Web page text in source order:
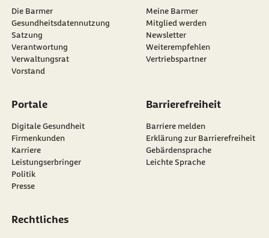
Die Barmer
Gesundheitsdatennutzung
Satzung
Verantwortung
Verwaltungsrat
Vorstand
Meine Barmer
Mitglied werden
Newsletter
externer Link:
Weiterempfehlen
Vertriebspartner
Portale
Digitale Gesundheit
Firmenkunden
Karriere
Leistungserbringer
Politik
Presse
Barrierefreiheit
Barriere melden
Erklärung zur Barrierefreiheit
Gebärdensprache
Leichte Sprache
Rechtliches